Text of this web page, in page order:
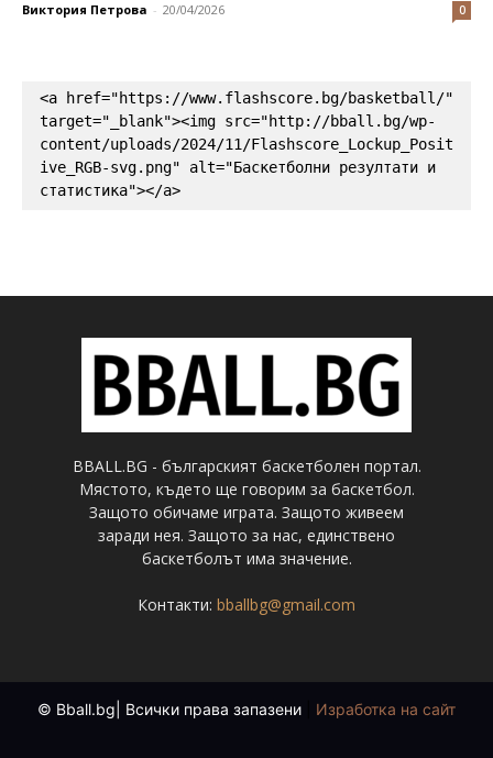
Виктория Петрова - 20/04/2026 0
<a href="https://www.flashscore.bg/basketball/"
target="_blank"><img src="http://bball.bg/wp-
content/uploads/2024/11/Flashscore_Lockup_Posit
ive_RGB-svg.png" alt="Баскетболни резултати и
статистика"></a>
BBALL.BG - българският баскетболен портал.
Мястото, където ще говорим за баскетбол.
Защото обичаме играта. Защото живеем
заради нея. Защото за нас, единствено
баскетболът има значение.
Контакти: bballbg@gmail.com
© Bball.bg| Всички права запазени Изработка на сайт